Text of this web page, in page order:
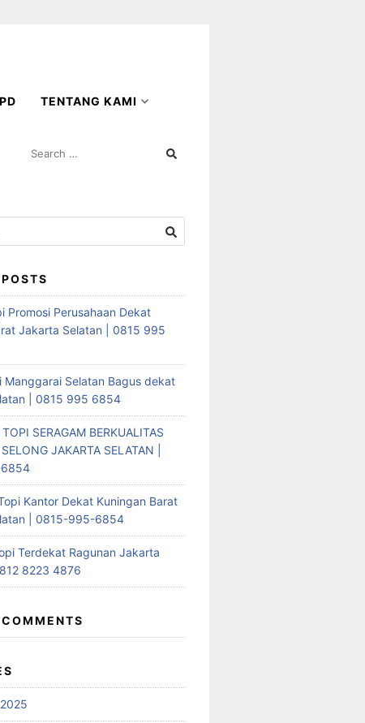
TENTANG KAMI
Promosi Perusahaan Dekat
Jakarta Selatan | 0815 995
Manggarai Selatan Bagus dekat
| 0815 995 6854
SERAGAM BERKUALITAS
JAKARTA SELATAN |
Kantor Dekat Kuningan Barat
| 0815-995-6854
Terdekat Ragunan Jakarta
8223 4876